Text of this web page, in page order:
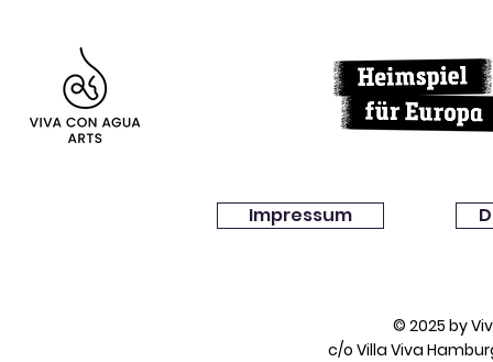
Impressum
© 2025 by
c/o Villa Viva